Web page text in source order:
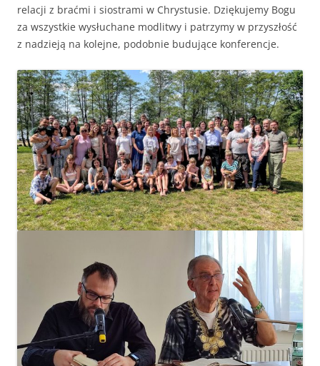
relacji z braćmi i siostrami w Chrystusie. Dziękujemy Bogu
za wszystkie wysłuchane modlitwy i patrzymy w przyszłość
z nadzieją na kolejne, podobnie budujące konferencje.